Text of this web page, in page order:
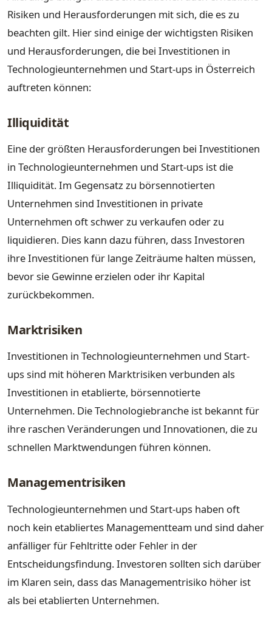
Risiken und Herausforderungen mit sich, die es zu
beachten gilt. Hier sind einige der wichtigsten Risiken
und Herausforderungen, die bei Investitionen in
Technologieunternehmen und Start-ups in Österreich
auftreten können:
Illiquidität
Eine der größten Herausforderungen bei Investitionen
in Technologieunternehmen und Start-ups ist die
Illiquidität. Im Gegensatz zu börsennotierten
Unternehmen sind Investitionen in private
Unternehmen oft schwer zu verkaufen oder zu
liquidieren. Dies kann dazu führen, dass Investoren
ihre Investitionen für lange Zeiträume halten müssen,
bevor sie Gewinne erzielen oder ihr Kapital
zurückbekommen.
Marktrisiken
Investitionen in Technologieunternehmen und Start-
ups sind mit höheren Marktrisiken verbunden als
Investitionen in etablierte, börsennotierte
Unternehmen. Die Technologiebranche ist bekannt für
ihre raschen Veränderungen und Innovationen, die zu
schnellen Marktwendungen führen können.
Managementrisiken
Technologieunternehmen und Start-ups haben oft
noch kein etabliertes Managementteam und sind daher
anfälliger für Fehltritte oder Fehler in der
Entscheidungsfindung. Investoren sollten sich darüber
im Klaren sein, dass das Managementrisiko höher ist
als bei etablierten Unternehmen.